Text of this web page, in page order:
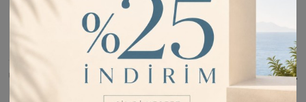
İade Bilgisi:
Değişim Kabul Edilir
Bu Ürünü Paylaş
ÜRÜN BILGISI